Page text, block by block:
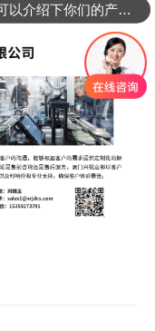
可以介绍下你们的产品么